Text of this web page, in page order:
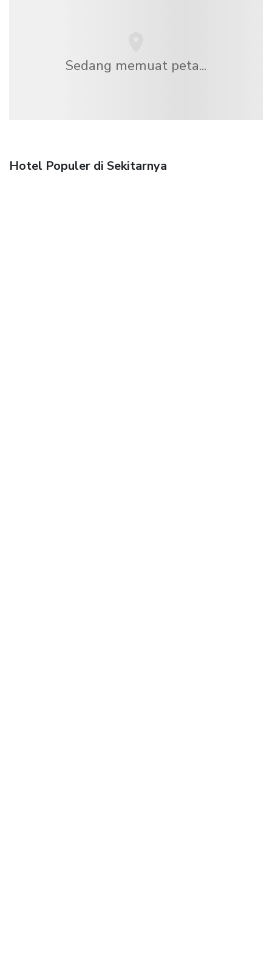
Sedang memuat peta...
Hotel Populer di Sekitarnya